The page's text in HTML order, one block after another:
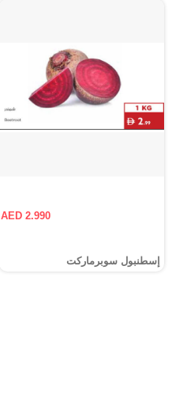
AED 2.990
إسطنبول سوبرماركت